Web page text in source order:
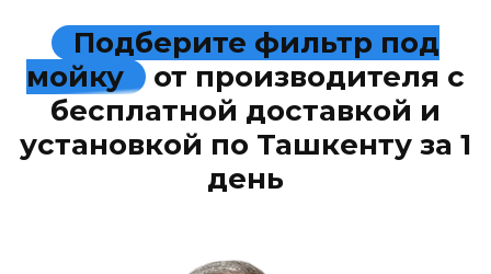
Подберите фильтр под
мойку
от производителя с
бесплатной доставкой и
установкой по Ташкенту за 1
день